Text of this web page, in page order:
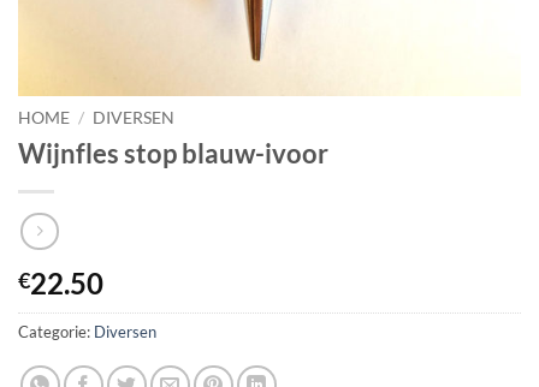
HOME / DIVERSEN
Wijnfles stop blauw-ivoor
€22.50
Categorie: Diversen